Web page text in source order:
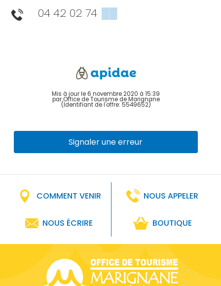
04 42 02 74 ▒▒
Mis à jour le 6 novembre 2020 à 15:39
par Office de Tourisme de Marignane
(Identifiant de l'offre: 5549652)
Signaler une erreur
COMMENT VENIR NOUS APPELER
NOUS ÉCRIRE BOUTIQUE